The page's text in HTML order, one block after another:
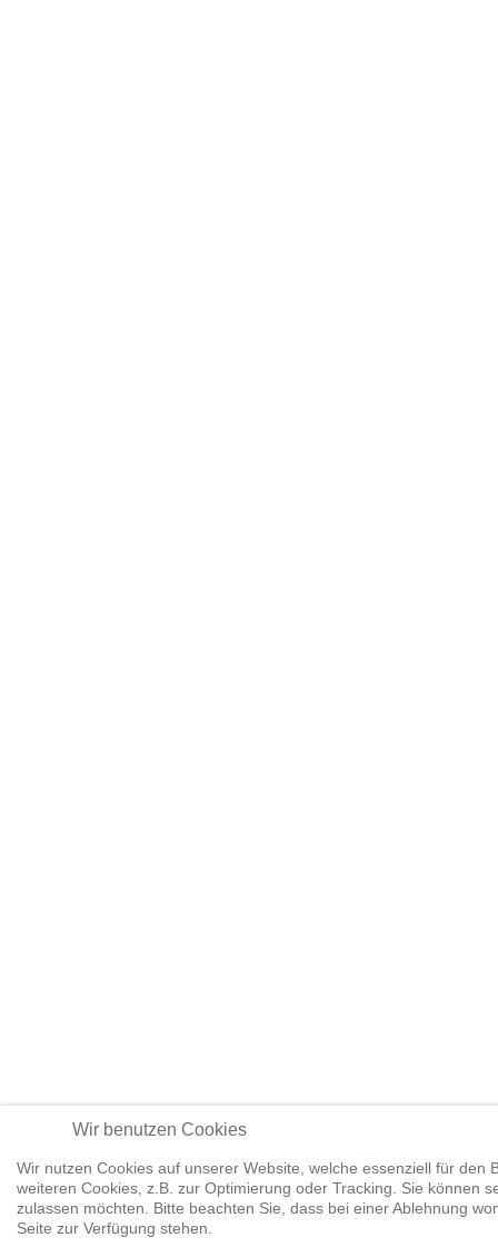
Wir benutzen Cookies
Wir nutzen Cookies auf unserer Website, welche essenziell für den
weiteren Cookies, z.B. zur Optimierung oder Tracking. Sie können
zulassen möchten. Bitte beachten Sie, dass bei einer Ablehnung
Seite zur Verfügung stehen.